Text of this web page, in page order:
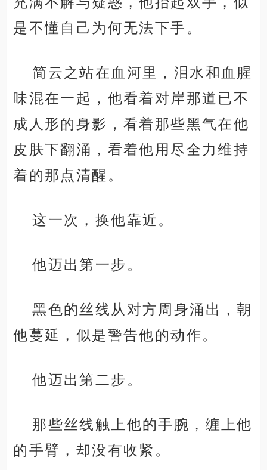
是不懂自己为何无法下手。
简云之站在血河里，泪水和血腥
味混在一起，他看着对岸那道已不
成人形的身影，看着那些黑气在他
皮肤下翻涌，看着他用尽全力维持
着的那点清醒。
这一次，换他靠近。
他迈出第一步。
黑色的丝线从对方周身涌出，朝
他蔓延，似是警告他的动作。
他迈出第二步。
那些丝线触上他的手腕，缠上他
的手臂，却没有收紧。